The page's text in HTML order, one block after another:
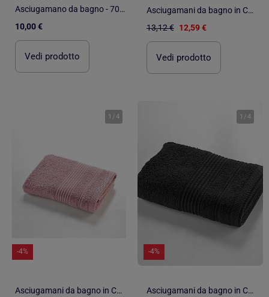
Asciugamano da bagno - 70x130 cm
10,00 €
Vedi prodotto
Asciugamani da bagno in Cotone PROMO LINGE
13,12 € 12,59 €
Vedi prodotto
1 /4
-4%
Asciugamani da bagno in Cotone PROMO LINGE
1 /4
-4%
Asciugamani da bagno in Cotone PROMO LINGE